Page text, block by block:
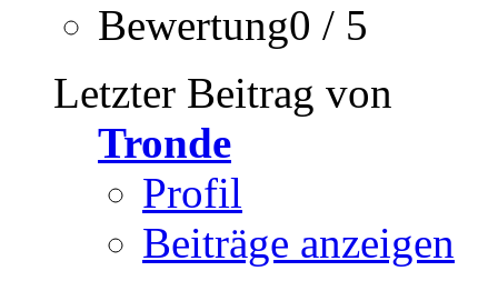
Bewertung0 / 5
Letzter Beitrag von
Tronde
Profil
Beiträge anzeigen